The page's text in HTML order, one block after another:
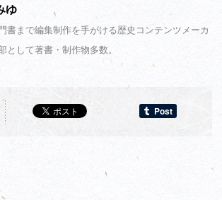
ゆ
書まで編集制作を手がける歴史コンテンツメーカ
として著書・制作物多数。